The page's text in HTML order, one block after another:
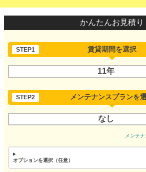
かんたんお見積り
STEP1 賃貸期間を選択
11年
STEP2 メンテナンスプランを
なし
メンテ
オプションを選択（任意）